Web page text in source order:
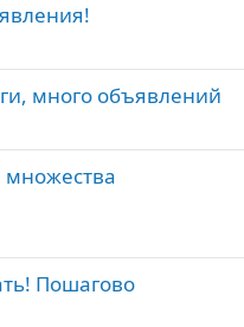
много объявлений
множества
Пошагово